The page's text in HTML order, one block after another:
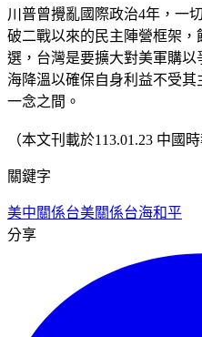
川普曾攪亂國際政治4年，一
破二戰以來的民主陣營框架
選，台灣是要擴大對美軍購
海降溫以確保自身利益不受
一念之間。
（本文刊載於113.01.23 中國時
關鍵字
美中關係台美關係台海和平
分享